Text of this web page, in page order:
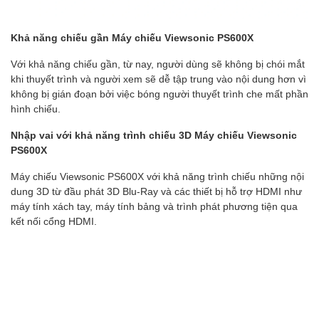
Khả năng chiếu gần Máy chiếu Viewsonic PS600X
Với khả năng chiếu gần, từ nay, người dùng sẽ không bị chói mắt
khi thuyết trình và người xem sẽ dễ tập trung vào nội dung hơn vì
không bị gián đoạn bởi việc bóng người thuyết trình che mất phần
hình chiếu.
Nhập vai với khả năng trình chiếu 3D Máy chiếu Viewsonic
PS600X
Máy chiếu Viewsonic PS600X với khả năng trình chiếu những nội
dung 3D từ đầu phát 3D Blu-Ray và các thiết bị hỗ trợ HDMI như
máy tính xách tay, máy tính bảng và trình phát phương tiện qua
kết nối cổng HDMI.